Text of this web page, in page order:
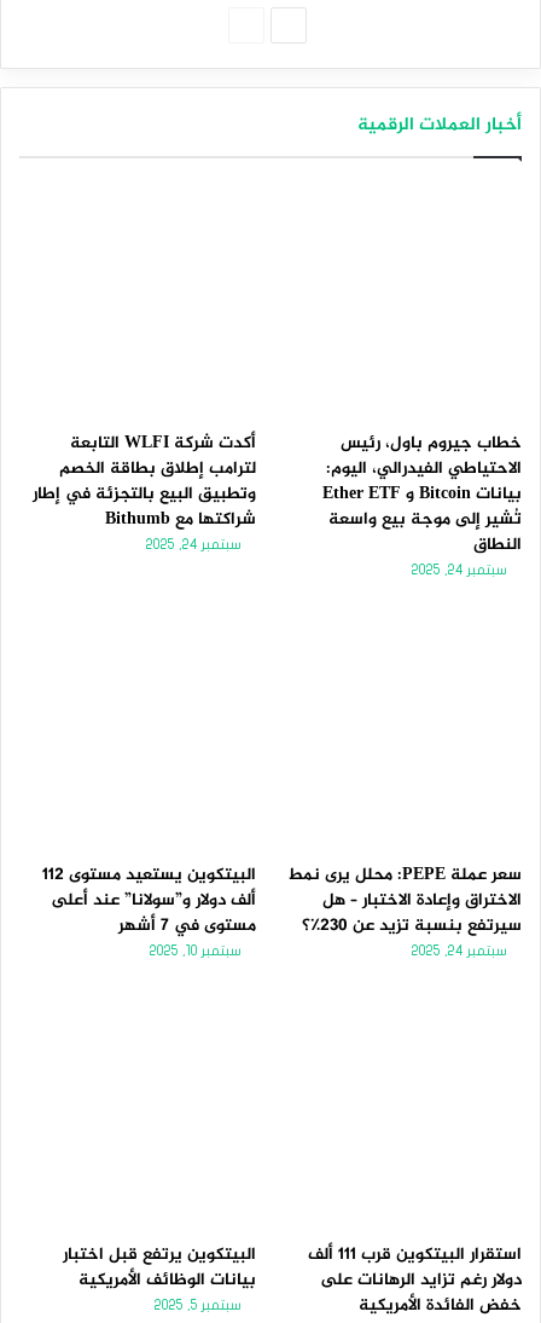
أخبار العملات الرقمية
خطاب جيروم باول، رئيس
الاحتياطي الفيدرالي، اليوم:
بيانات Bitcoin و Ether ETF
تُشير إلى موجة بيع واسعة
النطاق
سبتمبر 24, 2025
أكدت شركة WLFI التابعة
لترامب إطلاق بطاقة الخصم
وتطبيق البيع بالتجزئة في إطار
شراكتها مع Bithumb
سبتمبر 24, 2025
سعر عملة PEPE: محلل يرى نمط
الاختراق وإعادة الاختبار – هل
سيرتفع بنسبة تزيد عن 230٪؟
سبتمبر 24, 2025
البيتكوين يستعيد مستوى 112
ألف دولار و”سولانا” عند أعلى
مستوى في 7 أشهر
سبتمبر 10, 2025
استقرار البيتكوين قرب 111 ألف
دولار رغم تزايد الرهانات على
خفض الفائدة الأمريكية
البيتكوين يرتفع قبل اختبار
بيانات الوظائف الأمريكية
سبتمبر 5, 2025